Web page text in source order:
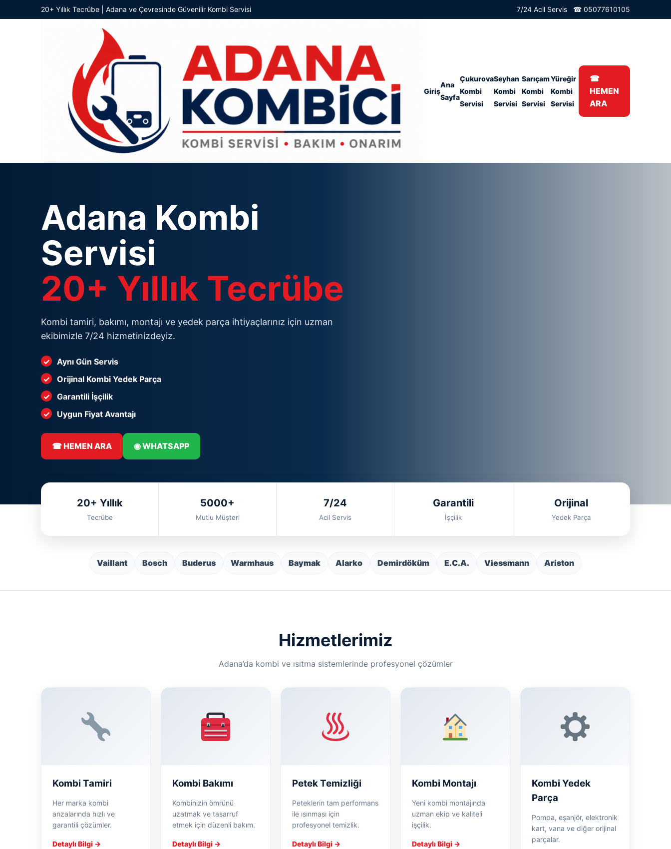
20+ Yıllık Tecrübe | Adana ve Çevresinde Güvenilir Kombi Servisi 7/24 Acil Servis ☎ 05077610105
Giriş
Ana
Sayfa
Çukurova
Kombi
Servisi
Seyhan
Kombi
Servisi
Sarıçam
Kombi
Servisi
Yüreğir
Kombi
Servisi
☎
HEMEN
ARA
Adana Kombi
Servisi
20+ Yıllık Tecrübe
Kombi tamiri, bakımı, montajı ve yedek parça ihtiyaçlarınız için uzman
ekibimizle 7/24 hizmetinizdeyiz.
Aynı Gün Servis
Orijinal Kombi Yedek Parça
Garantili İşçilik
Uygun Fiyat Avantajı
☎ HEMEN ARA ◉ WHATSAPP
20+ Yıllık
Tecrübe
5000+
Mutlu Müşteri
7/24
Acil Servis
Garantili
İşçilik
Orijinal
Yedek Parça
Vaillant Bosch Buderus Warmhaus Baymak Alarko Demirdöküm E.C.A. Viessmann Ariston
Hizmetlerimiz
Adana’da kombi ve ısıtma sistemlerinde profesyonel çözümler
Kombi Tamiri
Her marka kombi
arızalarında hızlı ve
garantili çözümler.
Detaylı Bilgi →
Kombi Bakımı
Kombinizin ömrünü
uzatmak ve tasarruf
etmek için düzenli bakım.
Detaylı Bilgi →
Petek Temizliği
Peteklerin tam performans
ile ısınması için
profesyonel temizlik.
Detaylı Bilgi →
Kombi Montajı
Yeni kombi montajında
uzman ekip ve kaliteli
işçilik.
Detaylı Bilgi →
Kombi Yedek
Parça
Pompa, eşanjör, elektronik
kart, vana ve diğer orijinal
parçalar.